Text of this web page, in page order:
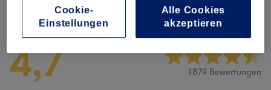
Salonbewertungen
4,7 1879 Bewertungen
Alle Cookies
akzeptieren
Cookie-
Einstellungen